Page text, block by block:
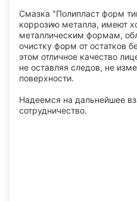
Смазка "Полипласт форм
коррозию металла, имеют
металлическим формам,
очистку форм от остатков
этом отличное качество
не оставляя следов, не
поверхности.
Надеемся на дальнейшее
сотрудничество.